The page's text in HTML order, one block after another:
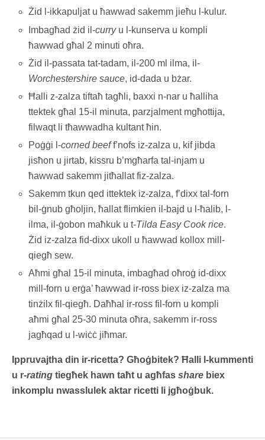
Żid l-ikkapuljat u ħawwad sakemm jieħu l-kulur.
Imbagħad żid il-curryu l-kunserva u kompli
ħawwad għal 2 minuti oħra.
Żid il-passata tat-tadam, il-200 ml ilma, il-
Worchestershire sauce, id-dada u bżar.
Ħalli z-zalza tiftaħ tagħli, baxxi n-nar u ħalliha
ttektek għal 15-il minuta, parzjalment mgħottija,
filwaqt li tħawwadha kultant ħin.
Poġġi l-corned beeff’nofs iz-zalza u, kif jibda
jisħon u jirtab, kissru b’mgħarfa tal-injam u
ħawwad sakemm jitħallat fiz-zalza.
Sakemm tkun qed ittektek iz-zalza, f’dixx tal-forn
bil-ġnub għoljin, ħallat flimkien il-bajd u l-ħalib, l-
ilma, il-ġobon maħkuk u t-Tilda Easy Cook rice.
Żid iz-zalza fid-dixx ukoll u ħawwad kollox mill-
qiegħ sew.
Aħmi għal 15-il minuta, imbagħad oħroġ id-dixx
mill-forn u erġa’ ħawwad ir-ross biex iz-zalza ma
tinżilx fil-qiegħ. Daħħal ir-ross fil-forn u kompli
aħmi għal 25-30 minuta oħra, sakemm ir-ross
jagħqad u l-wiċċ jiħmar.
Ippruvajtha din ir-ricetta? Għoġbitek? Ħalli l-kummenti
u r-rating tiegħek hawn taħt u agħfas share biex
inkomplu nwasslulek aktar ricetti li jgħoġbuk.